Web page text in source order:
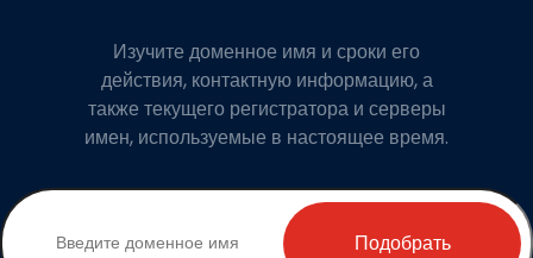
Изучите доменное имя и сроки его
действия, контактную информацию, а
также текущего регистратора и серверы
имен, используемые в настоящее время.
Подобрать